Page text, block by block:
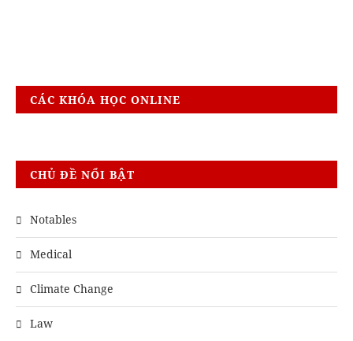
CÁC KHÓA HỌC ONLINE
CHỦ ĐỀ NỔI BẬT
Notables
Medical
Climate Change
Law